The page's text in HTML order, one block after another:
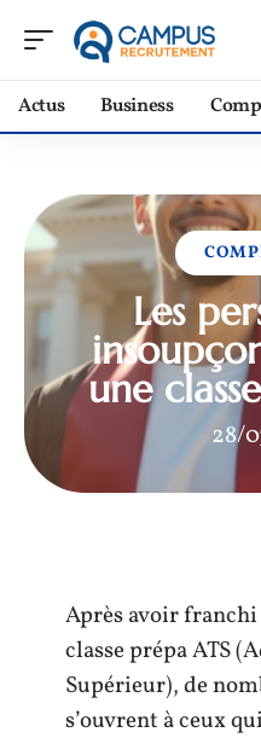
Actus Business
Les
une
28/
Après avoir franchi
classe prépa ATS
Supérieur), de
s’ouvrent à ceux